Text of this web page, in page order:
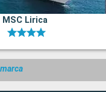
MSC Lirica